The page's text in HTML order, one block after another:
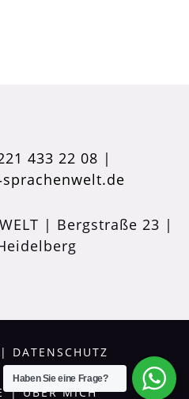
433 22 08 |
| Bergstraße 23 |
| DATENSCHUTZ
|ÜBER MICH
Haben Sie eine Frage?